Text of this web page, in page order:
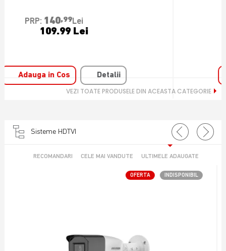
PRP:
Adauga in Cos
VEZI TOATE PRODUSELE DIN ACEASTA CATEGORIE
Sisteme HDTVI
RECOMANDARI CELE MAI VANDUTE ULTIMELE ADAUGATE
INDISPONIBIL
OFERTA